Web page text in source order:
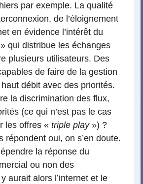
par exemple. La qualité
de l’éloignement
en évidence l’intérêt du
qui distribue les échanges
plusieurs utilisateurs. Des
de faire de la gestion
débit avec des priorités.
la discrimination des flux,
(ce qui n’est pas le cas
les offres « triple play») ?
répondent oui, on s’en doute.
la réponse du
ou non des
aurait alors l’internet et le